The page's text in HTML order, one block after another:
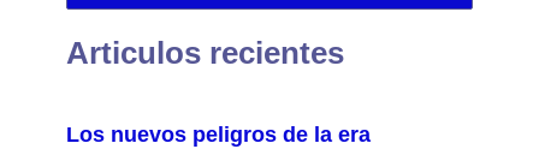
Articulos recientes
Los nuevos peligros de la era